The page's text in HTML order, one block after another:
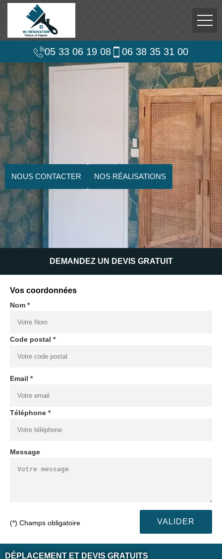
05 33 06 19 08 06 38 35 31 00
NOUS CONTACTER NOS RÉALISATIONS
DEMANDEZ UN DEVIS GRATUIT
Vos coordonnées
Nom *
Code postal *
Email *
Téléphone *
Message
(*) Champs obligatoire
DÉPLACEMENT ET DEVIS GRATUITS